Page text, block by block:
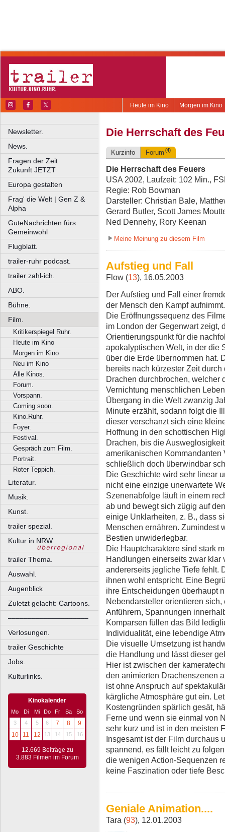
Morgen im Kino
Heute im Kino
Newsletter.
News.
Fragen der Zeit
Zukunft JETZT
Europa gestalten
Frag' die Welt | Gen Z &
Alpha
GuteNachrichten fürs
Gemeinwohl
Flugblatt.
trailer-ruhr podcast.
trailer zahl-ich.
ABO.
Bühne.
Film.
Kritikerspiegel Ruhr.
Heute im Kino
Morgen im Kino
Neu im Kino
Alle Kinos.
Forum.
Vorspann.
Coming soon.
Kino.Ruhr.
Foyer.
Festival.
Gespräch zum Film.
Portrait.
Roter Teppich.
Literatur.
Musik.
Kunst.
trailer spezial.
Kultur in NRW.
trailer Thema.
Auswahl.
Augenblick
Zuletzt gelacht: Cartoons.
––––––––––––––––––––
Verlosungen.
trailer Geschichte
Jobs.
Kulturlinks.
Kinokalender
Mo Di Mi Do Fr Sa
So
3
4 5 6 7 8
9
10
11 12 13 14 15 16
12.669 Beiträge zu
3.883 Filmen im Forum
Die Herrschaft des
Kurzinfo Forum (4)
Die Herrschaft des Feuers
USA 2002, Laufzeit: 102 Min.,
Regie: Rob Bowman
Darsteller: Christian Bale,
Gerard Butler, Scott James
Ned Dennehy, Rory Keenan
Meine Meinung zu diesem Film
Aufstieg und Fall
Flow (13), 16.05.2003
Der Aufstieg und Fall einer
der Mensch den Kampf aufnimmt.
Die Eröffnungssequenz des
im London der Gegenwart zeigt,
Orientierungspunkt für die
apokalyptischen Welt, in der die
über die Erde übernommen hat.
bereits nach kürzester Zeit
Drachen durchbrochen, welcher
Vernichtung menschlichen
Übergang in die Welt zwanzig
Minute erzählt, sodann folgt die
dieser verschanzt sich eine
Hoffnung in den schottischen
Drachen, bis die
amerikanischen Kommandanten
schließlich doch überwindbar
Die Geschichte wird sehr linear
nicht eine einzige unerwartete
Szenenabfolge läuft in einem
ab und bewegt sich zügig auf
einige Unklarheiten, z. B., dass
Menschen ernähren. Zumindest
Bestien unwiderlegbar.
Die Hauptcharaktere sind stark
Handlungen einerseits zwar klar
andererseits jegliche Tiefe fehlt.
ihnen wohl entspricht. Eine
ihre Entscheidungen überhaupt
Nebendarsteller orientieren
Anführern, Spannungen
Komparsen füllen das Bild
Individualität, eine lebendige
Die visuelle Umsetzung ist
die Handlung und lässt dieser
Hier ist zwischen der
den animierten Drachenszenen
ist ohne Anspruch auf
kärgliche Atmosphäre gut ein.
Kostengründen spärlich gesät,
Ferne und wenn sie einmal von
sehr kurz und ist in den meisten
Insgesamt ist der Film durchaus
spannend, es fällt leicht zu
die wenigen Action-Sequenzen
keine Faszination oder tiefe
Geniale Animation....
Tara (93), 12.01.2003